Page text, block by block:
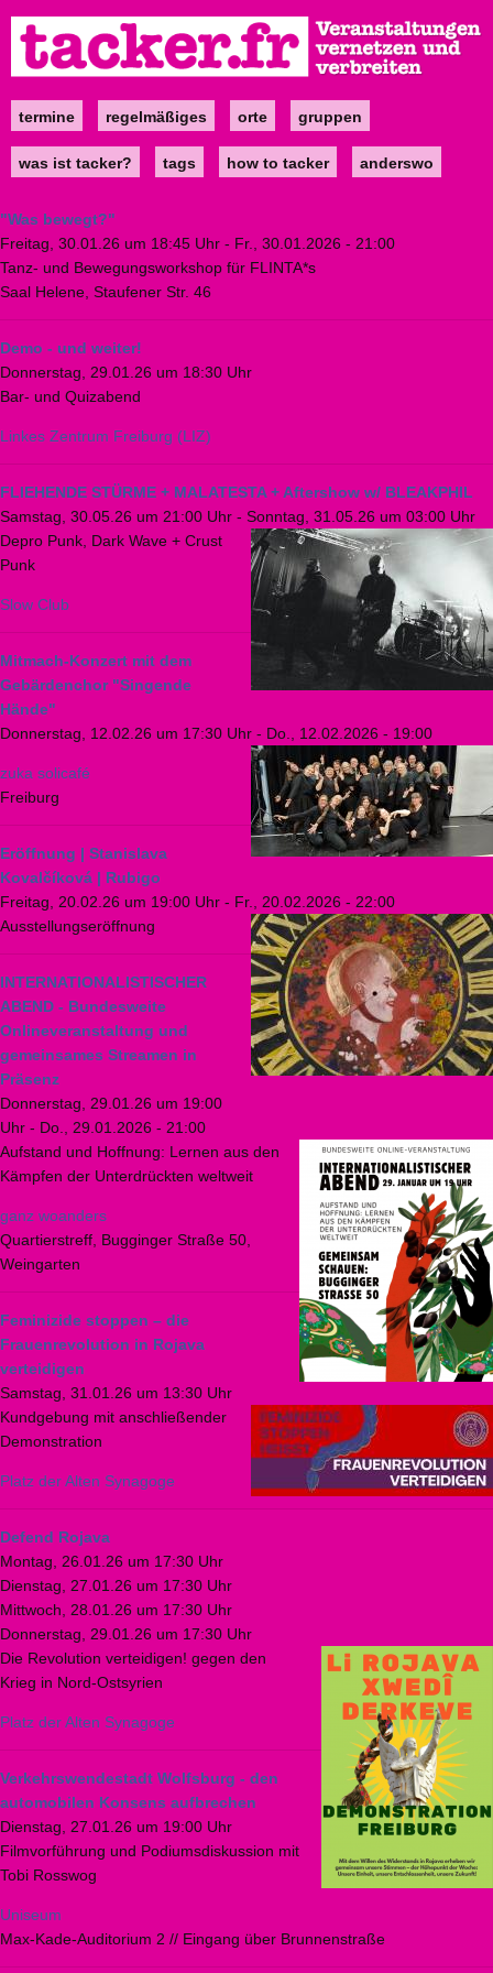
zum
Inhalt
Maintermine regelmäßiges orte gruppen
was ist tacker? tags how to tacker anderswo
"Was bewegt?"
Freitag, 30.01.26 um 18:45 Uhr - Fr., 30.01.2026 - 21:00
Tanz- und Bewegungsworkshop für FLINTA*s
Saal Helene, Staufener Str. 46
Demo - und weiter!
Donnerstag, 29.01.26 um 18:30 Uhr
Bar- und Quizabend
Linkes Zentrum Freiburg (LIZ)
FLIEHENDE STÜRME + MALATESTA + Aftershow w/ BLEAKPHIL
Samstag, 30.05.26 um 21:00 Uhr - Sonntag, 31.05.26 um 03:00 Uhr
Depro Punk, Dark Wave + Crust
Punk
Slow Club
Mitmach-Konzert mit dem
Gebärdenchor "Singende
Hände"
Donnerstag, 12.02.26 um 17:30 Uhr - Do., 12.02.2026 - 19:00
zuka solicafé
Freiburg
Eröffnung | Stanislava
Kovalčíková | Rubigo
Freitag, 20.02.26 um 19:00 Uhr - Fr., 20.02.2026 - 22:00
Ausstellungseröffnung
INTERNATIONALISTISCHER
ABEND - Bundesweite
Onlineveranstaltung und
gemeinsames Streamen in
Präsenz
Donnerstag, 29.01.26 um 19:00
Uhr - Do., 29.01.2026 - 21:00
Aufstand und Hoffnung: Lernen aus den
Kämpfen der Unterdrückten weltweit
ganz woanders
Quartierstreff, Bugginger Straße 50,
Weingarten
Feminizide stoppen – die
Frauenrevolution in Rojava
verteidigen
Samstag, 31.01.26 um 13:30 Uhr
Kundgebung mit anschließender
Demonstration
Platz der Alten Synagoge
Defend Rojava
Montag, 26.01.26 um 17:30 Uhr
Dienstag, 27.01.26 um 17:30 Uhr
Mittwoch, 28.01.26 um 17:30 Uhr
Donnerstag, 29.01.26 um 17:30 Uhr
Die Revolution verteidigen! gegen den
Krieg in Nord-Ostsyrien
Platz der Alten Synagoge
Verkehrswendestadt Wolfsburg - den
automobilen Konsens aufbrechen
Dienstag, 27.01.26 um 19:00 Uhr
Filmvorführung und Podiumsdiskussion mit
Tobi Rosswog
Uniseum
Max-Kade-Auditorium 2 // Eingang über Brunnenstraße